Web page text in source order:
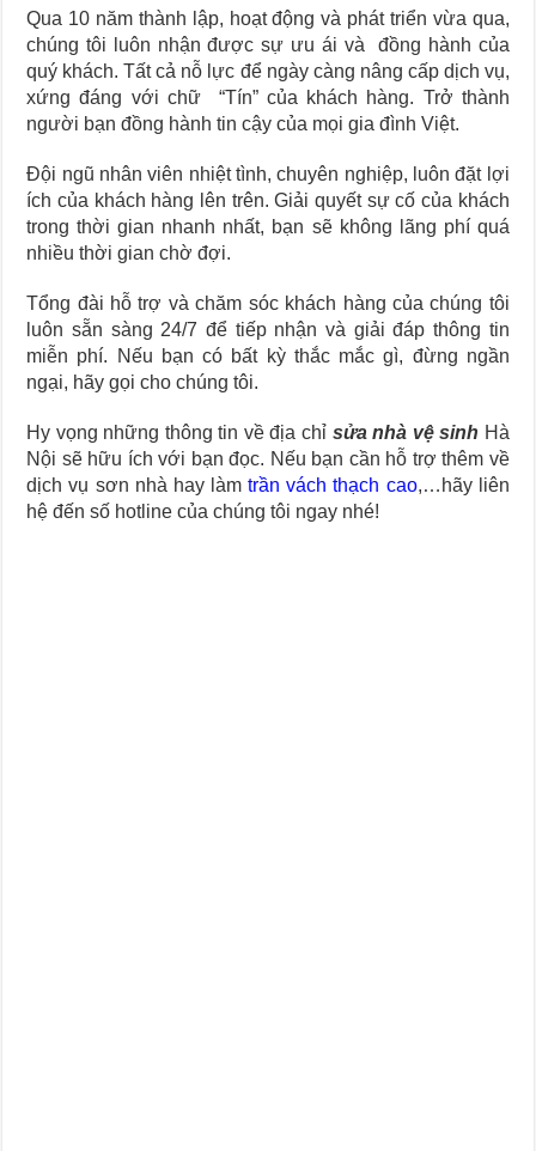
Qua 10 năm thành lập, hoạt động và phát triển vừa qua,
chúng tôi luôn nhận được sự ưu ái và đồng hành của
quý khách.Tất cả nỗ lực để ngày càng nâng cấp dịch vụ,
xứng đáng với chữ “Tín” của khách hàng. Trở thành
người bạn đồng hành tin cậy của mọi gia đình Việt.
Đội ngũ nhân viên nhiệt tình, chuyên nghiệp, luôn đặt lợi
ích của khách hàng lên trên. Giải quyết sự cố của khách
trong thời gian nhanh nhất, bạn sẽ không lãng phí quá
nhiều thời gian chờ đợi.
Tổng đài hỗ trợ và chăm sóc khách hàng của chúng tôi
luôn sẵn sàng 24/7 để tiếp nhận và giải đáp thông tin
miễn phí. Nếu bạn có bất kỳ thắc mắc gì, đừng ngần
ngại, hãy gọi cho chúng tôi.
Hy vọng những thông tin về địa chỉ sửa nhà vệ sinh Hà
Nội sẽ hữu ích với bạn đọc. Nếu bạn cần hỗ trợ thêm về
dịch vụ sơn nhà hay làmtrần vách thạch cao,…hãy liên
hệ đến số hotline của chúng tôi ngay nhé!